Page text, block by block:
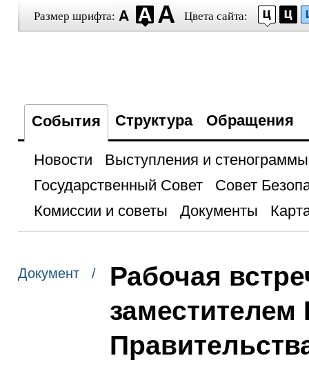
Размер шрифта: Цвета сайта:
События Структура Обращения
Новости
Выступления и стенограммы
Государственный Совет
Совет
Комиссии и советы
Документы
Документ /
Рабочая
заместителем